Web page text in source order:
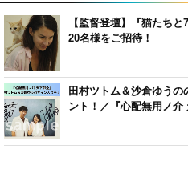
【監督登壇】『猫たち
20名様をご招待！
田村ツトム＆沙倉ゆう
ント！／『心配無用ノ介